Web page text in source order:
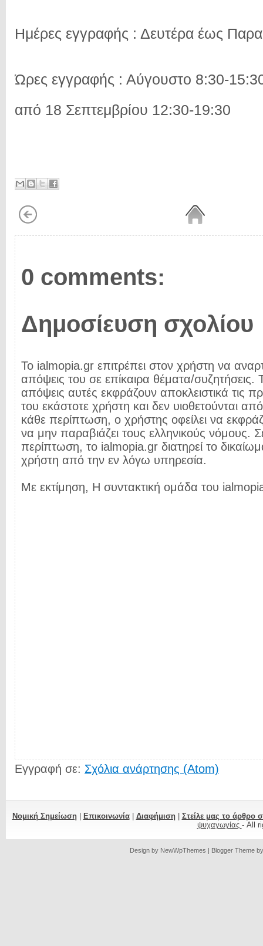
Ημέρες εγγραφής : Δευτέρα έως
Ώρες εγγραφής : Αύγουστο 8:30-
από 18 Σεπτεμβρίου 12:30-19:30
0 comments:
Δημοσίευση σχολίου
Το ialmopia.gr επιτρέπει στον χρήστη να
απόψεις του σε επίκαιρα θέματα/συζητήσεις.
απόψεις αυτές εκφράζουν αποκλειστικά τις
του εκάστοτε χρήστη και δεν υιοθετούνται
κάθε περίπτωση, ο χρήστης οφείλει να
να μην παραβιάζει τους ελληνικούς νόμους.
περίπτωση, το ialmopia.gr διατηρεί το
χρήστη από την εν λόγω υπηρεσία.
Με εκτίμηση, Η συντακτική ομάδα του
Εγγραφή σε: Σχόλια ανάρτησης (Atom)
Νομική Σημείωση| Επικοινωνία| Διαφήμιση| Στείλε μας το άρθρο
ψυχαγωγίας - All
Design by NewWpThemes | Blogger Theme